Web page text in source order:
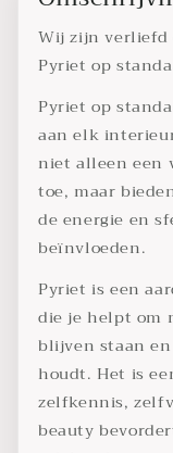
Wij zijn verliefd
Pyriet op
Pyriet op
aan elk
niet alleen een
toe, maar
de energie en
beïnvloeden.
Pyriet is een
die je helpt om
blijven staan
houdt. Het is
zelfkennis,
beauty